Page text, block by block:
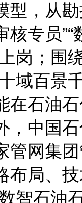
型，从
核专员
岗；围
域百景
在石油
，中国
管网集
布局、
智石油